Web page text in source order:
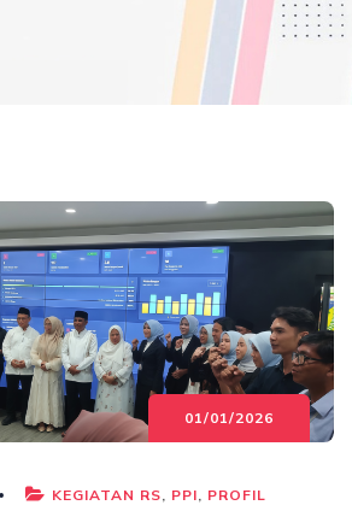
01/01/2026
KEGIATAN RS PPI PROFIL